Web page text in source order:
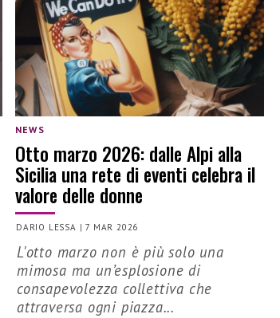
NEWS
Otto marzo 2026: dalle Alpi alla
Sicilia una rete di eventi celebra il
valore delle donne
DARIO LESSA |7 MAR 2026
L'otto marzo non è più solo una
mimosa ma un’esplosione di
consapevolezza collettiva che
attraversa ogni piazza...